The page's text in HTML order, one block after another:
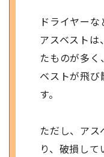
ドライヤー
アスベストは
たものが多
ベストが飛び
す。
ただし、ア
り、破損し